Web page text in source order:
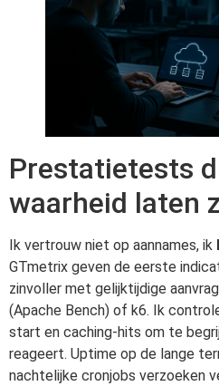
Prestatietests
waarheid laten
Ik vertrouw niet op aannames, ik
GTmetrix geven de eerste
zinvoller met gelijktijdige
(Apache Bench) of k6. Ik
start en caching-hits om te
reageert. Uptime op de lange
nachtelijke cronjobs verzoeken